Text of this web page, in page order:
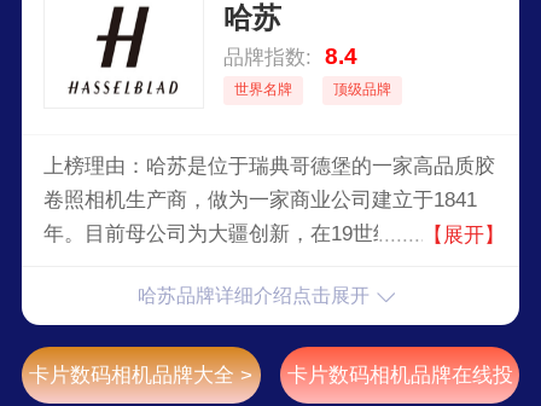
哈苏
品牌指数: 8.4
世界名牌 顶级品牌
上榜理由：哈苏是位于瑞典哥德堡的一家高品质胶
卷照相机生产商，做为一家商业公司建立于1841
年。目前母公司为大疆创新，在19世纪80年代，销
期间，照相部门发展起来，VictorHasselblad被委
【展开】
哈苏品牌详细介绍点击展开
卡片数码相机品牌大全 > 卡片数码相机品牌在线投